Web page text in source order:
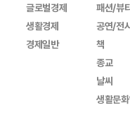
글로벌경제
생활경제
경제일반
패션/뷰
공연/전
책
종교
날씨
생활문